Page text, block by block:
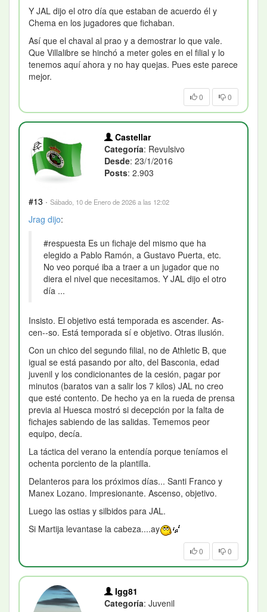
Y JAL dijo el otro día que estaban de acuerdo él y
Chema en los jugadores que fichaban.
Así que el chaval al prao y a demostrar lo que vale.
Que Villalibre se hinchó a meter goles en el filial y lo
tenemos aquí ahora y no hay quejas. Pues este parece
mejor.
0 0
Castellar
Categoría: Revulsivo
Desde: 23/1/2016
Posts: 2.903
#13 · Sábado, 10 de Enero de 2026 a las 12:02
Jrag dijo:
#respuesta Es un fichaje del mismo que ha
elegido a Pablo Ramón, a Gustavo Puerta, etc.
No veo porqué iba a traer a un jugador que no
diera el nivel que necesitamos. Y JAL dijo el otro
día ...
Insisto. El objetivo está temporada es ascender. As-
cen--so. Está temporada sí e objetivo. Otras ilusión.
Con un chico del segundo filial, no de Athletic B, que
igual se está pasando por alto, del Basconia, edad
juvenil y los condicionantes de la cesión, pagar por
minutos (baratos van a salir los 7 kilos) JAL no creo
que esté contento. De hecho ya en la rueda de prensa
previa al Huesca mostró si decepción por la falta de
fichajes sabiendo de las salidas. Tememos peor
equipo, decía.
La táctica del verano la entendía porque teníamos el
ochenta porciento de la plantilla.
Delanteros para los próximos días... Santi Franco y
Manex Lozano. Impresionante. Ascenso, objetivo.
Luego las ostias y silbidos para JAL.
Si Martija levantase la cabeza....ay
0 0
Igg81
Categoría: Juvenil